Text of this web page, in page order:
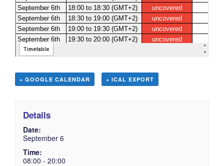
+ GOOGLE CALENDAR + ICAL EXPORT
Details
Date:
September 6
Time:
08:00 - 20:00